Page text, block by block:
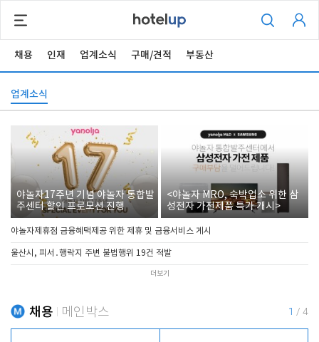
채용 인재 업계소식 구매/견적 부동산
업계소식
야놀자17주년 기념 야놀자 통합발
주센터 할인 프로모션 진행
<야놀자 MRO, 숙박업소 위한 삼
성전자 가전제품 특가 개시>
야놀자제휴점 금융혜택제공 위한 제휴 및 금융서비스 게시
울산시, 피서․행락지 주변 불법행위 19건 적발
더보기
채용 메인박스 1 / 4